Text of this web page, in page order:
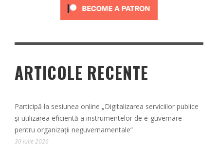
ARTICOLE RECENTE
Participă la sesiunea online „Digitalizarea serviciilor publice
și utilizarea eficientă a instrumentelor de e-guvernare
pentru organizații neguvernamentale”
30 iulie 2026